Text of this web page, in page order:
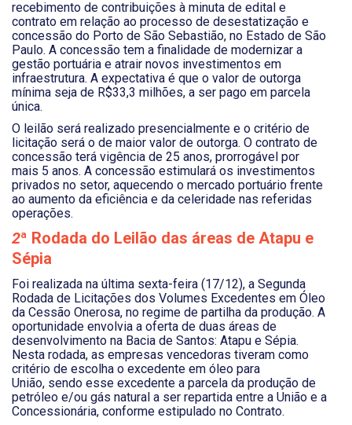
recebimento de contribuições à minuta de edital e
contrato em relação ao processo de desestatização e
concessão do Porto de São Sebastião, no Estado de São
Paulo. A concessão tem a finalidade de modernizar a
gestão portuária e atrair novos investimentos em
infraestrutura. A expectativa é que o valor de outorga
mínima seja de R$33,3 milhões, a ser pago em parcela
única.
O leilão será realizado presencialmente e o critério de
licitação será o de maior valor de outorga. O contrato de
concessão terá vigência de 25 anos, prorrogável por
mais 5 anos. A concessão estimulará os investimentos
privados no setor, aquecendo o mercado portuário frente
ao aumento da eficiência e da celeridade nas referidas
operações.
2ª Rodada do Leilão das áreas de Atapu e
Sépia
Foi realizada na última sexta-feira (17/12), a Segunda
Rodada de Licitações dos Volumes Excedentes em Óleo
da Cessão Onerosa, no regime de partilha da produção. A
oportunidade envolvia a oferta de duas áreas de
desenvolvimento na Bacia de Santos: Atapu e Sépia.
Nesta rodada, as empresas vencedoras tiveram como
critério de escolha o excedente em óleo para
União, sendo esse excedente a parcela da produção de
petróleo e/ou gás natural a ser repartida entre a União e a
Concessionária, conforme estipulado no Contrato.